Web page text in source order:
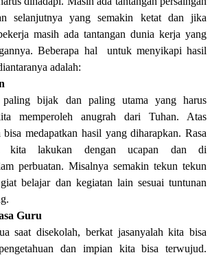
selanjutnya yang semakin ketat dan jika
masih ada tantangan dunia kerja yang
Beberapa hal
untuk menyikapi hasil
adalah:
bijak dan paling utama yang harus
memperoleh anugrah dari Tuhan. Atas
medapatkan hasil yang diharapkan. Rasa
kita lakukan dengan ucapan dan di
perbuatan. Misalnya semakin tekun tekun
belajar dan kegiatan lain sesuai tuntunan
Guru
saat disekolah, berkat jasanyalah kita bisa
dan impian kita bisa terwujud.